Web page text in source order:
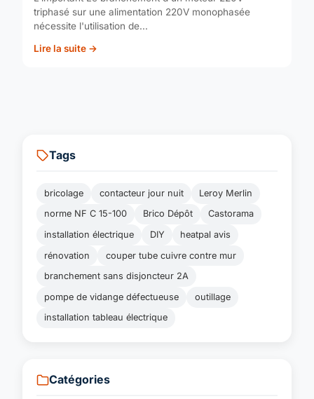
triphasé sur une alimentation 220V monophasée
nécessite l'utilisation de...
Lire la suite →
Tags
bricolage contacteur jour nuit
Leroy Merlin
norme NF C 15-100
Brico Dépôt
Castorama
installation électrique
DIY
heatpal avis
rénovation
couper tube cuivre contre mur
branchement sans disjoncteur 2A
pompe de vidange défectueuse
outillage
installation tableau électrique
Catégories